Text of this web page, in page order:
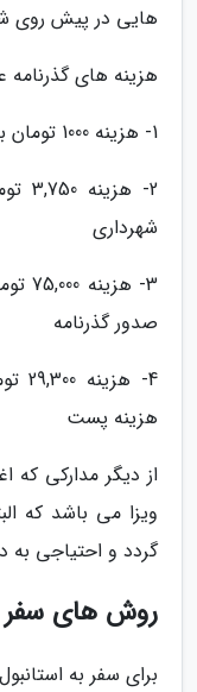
هایی در پیش روی
هزینه های گذرنامه
1- هزینه 1000 تومان بابت شناسه
2-
شهرداری
3-
صدور گذرنامه
هزینه پست
از دیگر مدارکی که
ویزا می باشد که
گردد و احتیاجی به
روش های سفر
برای سفر به